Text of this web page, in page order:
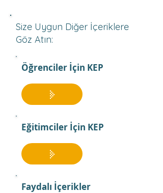
Size Uygun Diğer İçeriklere
Göz Atın:
Öğrenciler İçin KEP
Eğitimciler İçin KEP
Faydalı İçerikler